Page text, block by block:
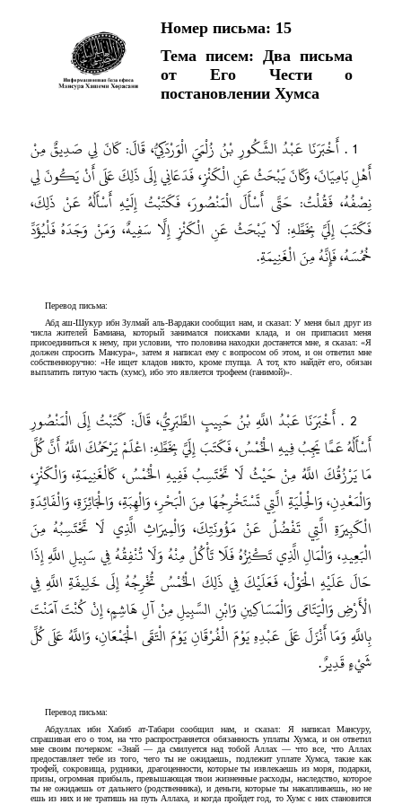
Номер письма: 15
Тема писем: Два письма
от Его Чести о
постановлении Хумса
1 . أَخْبَرَنَا عَبْدُ الشَّكُورِ بْنُ زُلْمَيَ الْوَرْدَكِيُّ، قَالَ: كَانَ لِي صَدِيقٌ مِنْ
أَهْلِ بَامِيَانَ، وَكَانَ يَبْحَثُ عَنِ الْكَنْزِ، فَدَعَانِي إِلَى ذَلِكَ عَلَى أَنْ يَكُونَ لِي
نِصْفُهُ، فَقُلْتُ: حَتَّى أَسْأَلَ الْمَنْصُورَ، فَكَتَبْتُ إِلَيْهِ أَسْأَلُهُ عَنْ ذَلِكَ،
فَكَتَبَ إِلَيَّ بِخَطِّهِ: لَا يَبْحَثُ عَنِ الْكَنْزِ إِلَّا سَفِيهٌ، وَمَنْ وَجَدَهُ فَلْيُؤَدِّ
خُمُسَهُ، فَإِنَّهُ مِنَ الْغَنِيمَةِ.
Перевод письма:
Абд аш-Шукур ибн Зулмай аль-Вардаки сообщил нам, и сказал: У меня был друг из
числа жителей Бамиана, который занимался поисками клада, и он пригласил меня
присоединиться к нему, при условии, что половина находки достанется мне, я сказал: «Я
должен спросить Мансура», затем я написал ему с вопросом об этом, и он ответил мне
собственноручно: «Не ищет кладов никто, кроме глупца. А тот, кто найдёт его, обязан
выплатить пятую часть (хумс), ибо это является трофеем (ганимой)».
2 . أَخْبَرَنَا عَبْدُ اللَّهِ بْنُ حَبِيبٍ الطَّبَرِيُّ، قَالَ: كَتَبْتُ إِلَى الْمَنْصُورِ
أَسْأَلُهُ عَمَّا يَجِبُ فِيهِ الْخُمْسُ، فَكَتَبَ إِلَيَّ بِخَطِّهِ: اعْلَمْ يَرْحَمُكَ اللَّهُ أَنَّ كُلَّ
مَا يَرْزُقُكَ اللَّهُ مِنْ حَيْثُ لَا تَحْتَسِبُ فَفِيهِ الْخُمْسُ، كَالْغَنِيمَةِ، وَالْكَنْزِ،
وَالْمَعْدِنِ، وَالْحِلْيَةِ الَّتِي تَسْتَخْرِجُهَا مِنَ الْبَحْرِ، وَالْهِبَةِ، وَالْجَائِزَةِ، وَالْفَائِدَةِ
الْكَبِيرَةِ الَّتِي تَفْضُلُ عَنْ مَؤُونَتِكَ، وَالْمِيرَاثِ الَّذِي لَا تَحْتَسِبُهُ مِنَ
الْبَعِيدِ، وَالْمَالِ الَّذِي تَكْنِزُهُ فَلَا تَأْكُلُ مِنْهُ وَلَا تُنْفِقُهُ فِي سَبِيلِ اللَّهِ إِذَا
حَالَ عَلَيْهِ الْحَوْلُ، فَعَلَيْكَ فِي ذَلِكَ الْخُمْسُ تُخْرِجُهُ إِلَى خَلِيفَةِ اللَّهِ فِي
الْأَرْضِ وَالْيَتَامَى وَالْمَسَاكِينِ وَابْنِ السَّبِيلِ مِنْ آلِ هَاشِمٍ، إِنْ كُنْتَ آمَنْتَ
بِاللَّهِ وَمَا أَنْزَلَ عَلَى عَبْدِهِ يَوْمَ الْفُرْقَانِ يَوْمَ الْتَقَى الْجَمْعَانِ، وَاللَّهُ عَلَى كُلِّ
شَيْءٍ قَدِيرٌ.
Перевод письма:
Абдуллах ибн Хабиб ат-Табари сообщил нам, и сказал: Я написал Мансуру,
спрашивая его о том, на что распространяется обязанность уплаты Хумса, и он ответил
мне своим почерком: «Знай — да смилуется над тобой Аллах — что все, что Аллах
предоставляет тебе из того, чего ты не ожидаешь, подлежит уплате Хумса, такие как
трофей, сокровища, рудники, драгоценности, которые ты извлекаешь из моря, подарки,
призы, огромная прибыль, превышающая твои жизненные расходы, наследство, которое
ты не ожидаешь от дальнего (родственника), и деньги, которые ты накапливаешь, но не
ешь из них и не тратишь на путь Аллаха, и когда пройдет год, то Хумс с них становится